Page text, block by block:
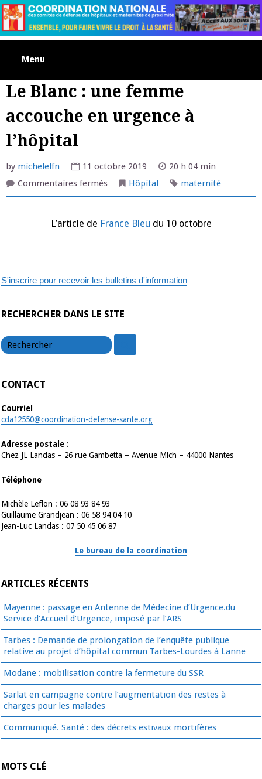
Skip
to
content
Menu
Le Blanc : une femme
accouche en urgence à
l’hôpital
by michelelfn 11 octobre 2019
20 h 04 min
Commentaires ferméssur
Blanc
femme
Hôpital maternité
L’article de France Bleu du 10 octobre
S'inscrire pour recevoir les bulletins d'information
RECHERCHER DANS LE SITE
CONTACT
Courriel
cda12550@coordination-defense-sante.org
Adresse postale :
Chez JL Landas – 26 rue Gambetta – Avenue Mich – 44000 Nantes
Téléphone
Michèle Leflon : 06 08 93 84 93
Guillaume Grandjean : 06 58 94 04 10
Jean-Luc Landas : 07 50 45 06 87
Le bureau de la coordination
ARTICLES RÉCENTS
Mayenne : passage en Antenne de Médecine d’Urgence.du
Service d’Accueil d’Urgence, imposé par l’ARS
Tarbes : Demande de prolongation de l’enquête publique
relative au projet d’hôpital commun Tarbes-Lourdes à Lanne
Modane : mobilisation contre la fermeture du SSR
Sarlat en campagne contre l’augmentation des restes à
charges pour les malades
Communiqué. Santé : des décrets estivaux mortifères
MOTS CLÉ